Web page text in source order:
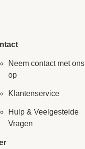
Neem contact met ons
op
Klantenservice
Hulp & Veelgestelde
Vragen